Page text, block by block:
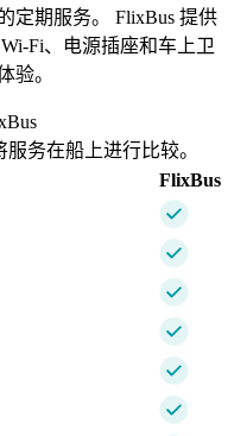
定期服务。 FlixBus 提供
Fi、电源插座和车上卫
验。
务在船上进行比较。
FlixBus